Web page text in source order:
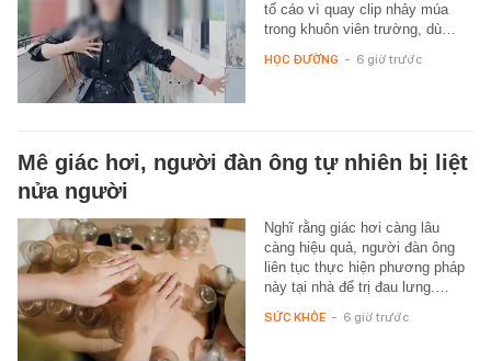
tố cáo vì quay clip nhảy múa
trong khuôn viên trường, dù…
HỌC ĐƯỜNG - 6 giờ trước
Mê giác hơi, người đàn ông tự nhiên bị liệt
nửa người
Nghĩ rằng giác hơi càng lâu
càng hiệu quả, người đàn ông
liên tục thực hiện phương pháp
này tại nhà để trị đau lưng.…
SỨC KHỎE - 6 giờ trước